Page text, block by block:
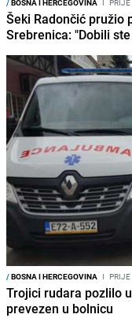
/BOSNA I HERCEGOVINA I PRIJE
Šeki Radončić pružio
Srebrenica: "Dobili
/BOSNA I HERCEGOVINA I PRIJE
Trojici rudara pozlilo
prevezen u bolnicu